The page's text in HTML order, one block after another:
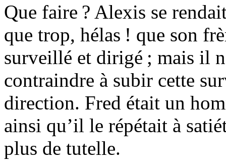
Que faire ? Alexis se
que trop, hélas ! que son
surveillé et dirigé ; mais il
contraindre à subir cette
direction. Fred était un
ainsi qu’il le répétait à
plus de tutelle.